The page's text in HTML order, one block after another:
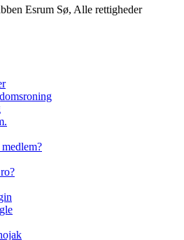
Esrum Sø, Alle rettigheder